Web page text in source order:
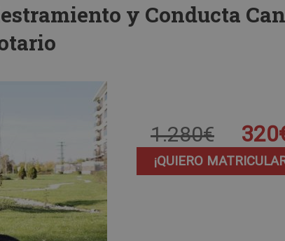
y Conducta
1.280€
¡QUIERO